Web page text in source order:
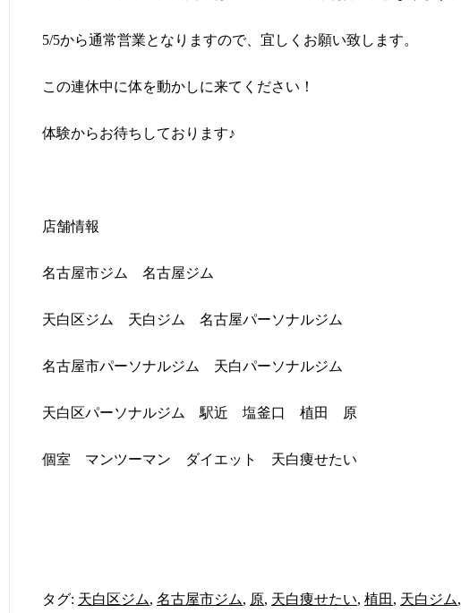
5/5から通常営業となりますので、宜しくお願い致します。
この連休中に体を動かしに来てください！
体験からお待ちしております♪
店舗情報
名古屋市ジム 名古屋ジム
天白区ジム 天白ジム 名古屋パーソナルジム
名古屋市パーソナルジム 天白パーソナルジム
天白区パーソナルジム 駅近 塩釜口 植田 原
個室 マンツーマン ダイエット 天白痩せたい
タグ: 天白区ジム, 名古屋市ジム, 原, 天白痩せたい, 植田 , 天白ジム,